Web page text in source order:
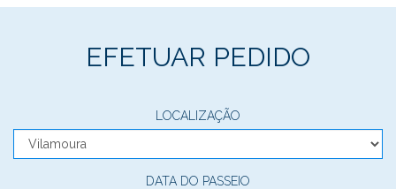
EFETUAR PEDIDO
LOCALIZAÇÃO
DATA DO PASSEIO